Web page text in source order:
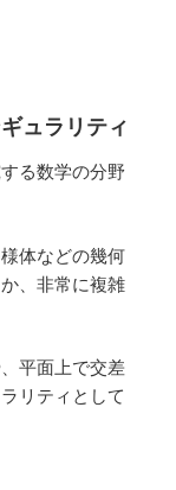
ュラリティ
る数学の分野
体などの幾何
、非常に複雑
平面上で交差
リティとして